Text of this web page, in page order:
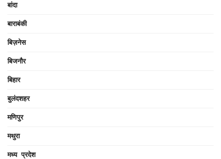
बांदा
बाराबंकी
बिज़नेस
बिजनौर
बिहार
बुलंदशहर
मणिपुर
मथुरा
मध्य प्रदेश